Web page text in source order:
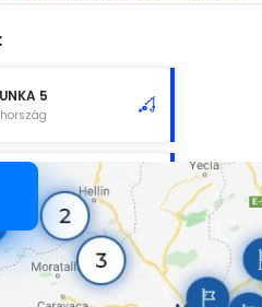
5
U Jezu